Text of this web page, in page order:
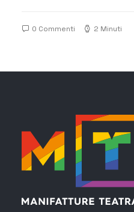
0 Commenti 2 Minuti